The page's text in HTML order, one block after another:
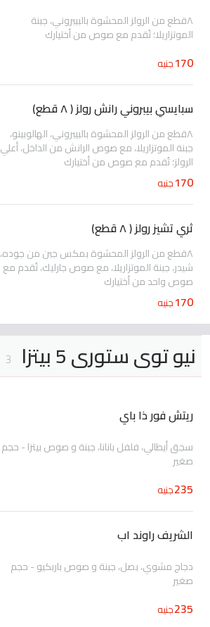
٨قطع من الرولز المحشوة بالبيبروني، جبنة
الموتزاريلا؛ تُقدم مع صوص من أختيارك
170جنيه
سبايسي بيبروني رانش رولز ( ٨ قطع)
٨قطع من الرولز المحشوة بالبيبروني، الهالوبينو،
جبنة الموتزاريلا، مع صوص الرانش من الداخل، أعلي
الرولز؛ تُقدم مع صوص من أختيارك
170جنيه
ثري تشيز رولز ( ٨ قطع)
٨قطع من الرولز المحشوة بمكس جبن من جوده،
شيدر، جبنة الموتزاريلا، مع صوص جارليك، تُقدم مع
صوص واحد من أختيارك
170جنيه
نيو توى ستورى 5 بيتزا 3
ريتش فور ذا باي
سجق أيطالي، فلفل بانانا، جبنة و صوص بيتزا - حجم
صغير
235جنيه
الشريف راوند اب
دجاج مشوي، بصل، جبنة و صوص باربكيو - حجم
صغير
235جنيه